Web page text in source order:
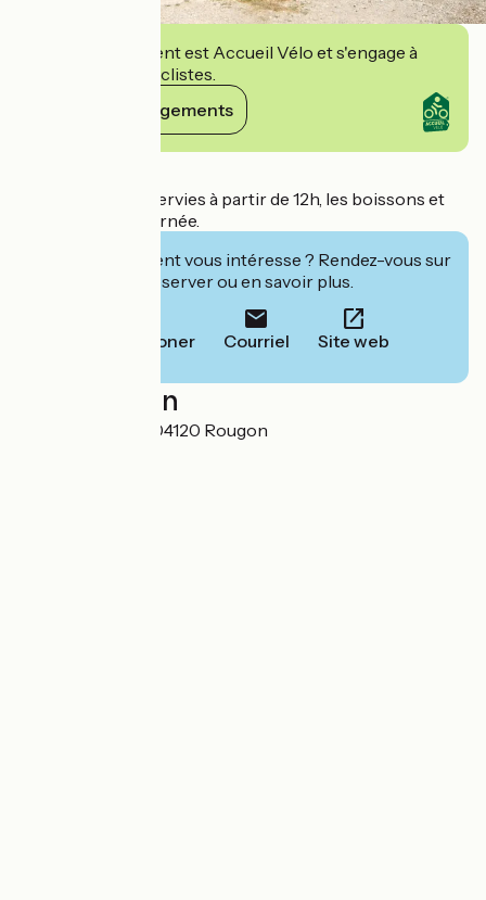
Cet établissement est Accueil Vélo et s'engage à
accueillir des cyclistes.
Voir ses engagements
Les crêpes sont servies à partir de 12h, les boissons et
glaces toute la journée.
Cet établissement vous intéresse ? Rendez-vous sur
leur site pour réserver ou en savoir plus.
Téléphoner Courriel Site web
Localisation
10 chemin d'Enc 04120 Rougon